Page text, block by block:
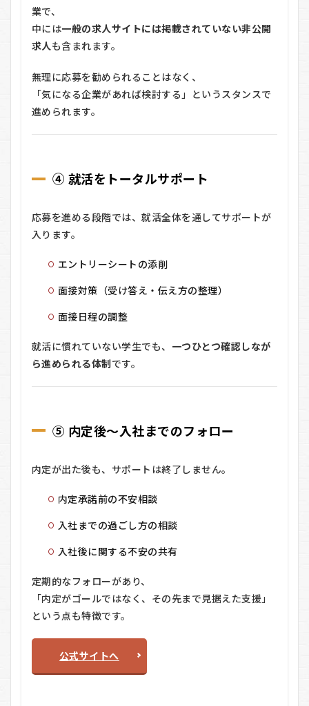
業で、
中には一般の求人サイトには掲載されていない非公開
求人も含まれます。
無理に応募を勧められることはなく、
「気になる企業があれば検討する」というスタンスで
進められます。
④ 就活をトータルサポート
応募を進める段階では、就活全体を通してサポートが
入ります。
エントリーシートの添削
面接対策（受け答え・伝え方の整理）
面接日程の調整
就活に慣れていない学生でも、 一つひとつ確認しなが
ら進められる体制です。
⑤ 内定後〜入社までのフォロー
内定が出た後も、サポートは終了しません。
内定承諾前の不安相談
入社までの過ごし方の相談
入社後に関する不安の共有
定期的なフォローがあり、
「内定がゴールではなく、その先まで見据えた支援」
という点も特徴です。
公式サイトへ